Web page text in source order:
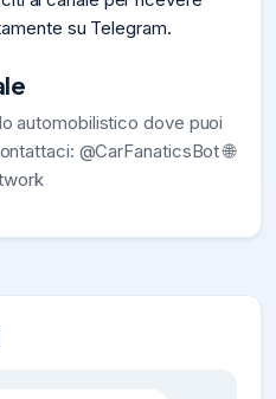
su Telegram.
automobilistico dove puoi
@CarFanaticsBot 🌐